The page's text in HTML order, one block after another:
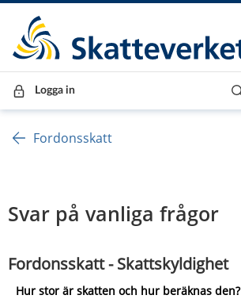
Till innehåll
Till navigationen
Till chattrobot
Logga in
Fordonsskatt
Svar på vanliga frågor
Fordonsskatt - Skattskyldighet
Hur stor är skatten och hur beräknas den?